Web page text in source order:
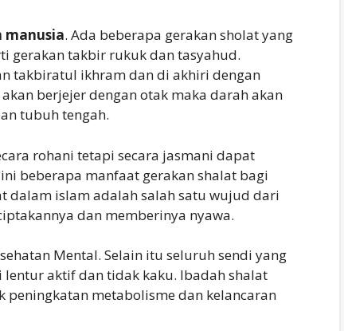
manusia. Ada beberapa gerakan sholat yang
gerakan takbir rukuk dan tasyahud.
takbiratul ikhram dan di akhiri dengan
berjejer dengan otak maka darah akan
tubuh tengah.
rohani tetapi secara jasmani dapat
beberapa manfaat gerakan shalat bagi
dalam islam adalah salah satu wujud dari
dan memberinya nyawa.
Mental. Selain itu seluruh sendi yang
aktif dan tidak kaku. Ibadah shalat
metabolisme dan kelancaran